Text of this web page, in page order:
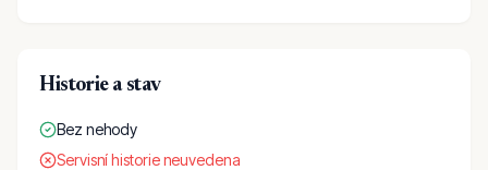
Historie a stav
Bez nehody
Servisní historie neuvedena